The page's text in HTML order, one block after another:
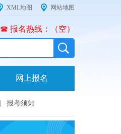
网站地图
XML地图
☎ 报名热线：（空）
网上报名
报考须知